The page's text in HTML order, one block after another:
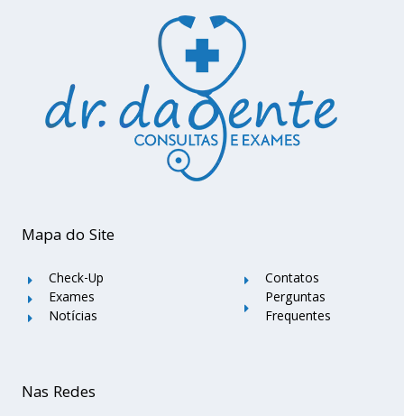
Mapa do Site
Check-Up
Exames
Notícias
Contatos
Perguntas
Frequentes
Nas Redes